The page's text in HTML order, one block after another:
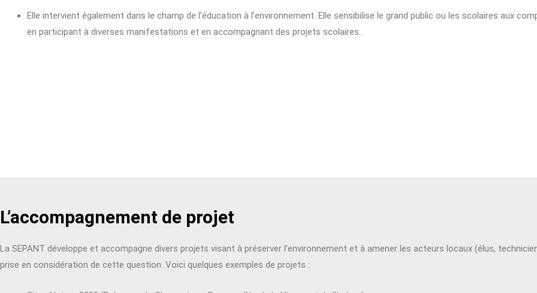
Elle intervient également dans le champ de l’éducation à l’environnement. Elle sensibilise le grand public ou les scolaires aux
en participant à diverses manifestations et en accompagnant des projets scolaires.
L’accompagnement de projet
La SEPANT développe et accompagne divers projets visant à préserver l’environnement et à amener les acteurs locaux (élus,
prise en considération de cette question. Voici quelques exemples de projets :